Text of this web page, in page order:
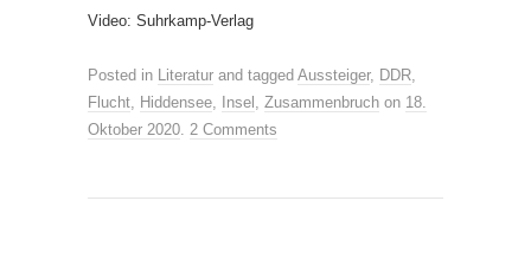
Video: Suhrkamp-Verlag
Posted in Literatur and tagged Aussteiger, DDR
Flucht Hiddensee Insel Zusammenbruch on 18.
Oktober 2020 2 Comments